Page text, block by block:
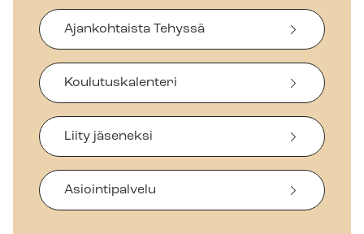
Ajankohtaista Tehyssä
Koulutuskalenteri
Liity jäseneksi
Asiointipalvelu